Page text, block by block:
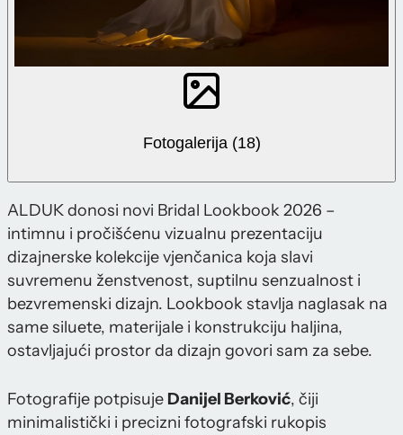
Fotogalerija (18)
ALDUK donosi novi Bridal Lookbook 2026 –
intimnu i pročišćenu vizualnu prezentaciju
dizajnerske kolekcije vjenčanica koja slavi
suvremenu ženstvenost, suptilnu senzualnost i
bezvremenski dizajn. Lookbook stavlja naglasak na
same siluete, materijale i konstrukciju haljina,
ostavljajući prostor da dizajn govori sam za sebe.
Fotografije potpisuje Danijel Berković, čiji
minimalistički i precizni fotografski rukopis